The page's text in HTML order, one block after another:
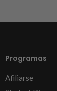
Programas
Afiliarse